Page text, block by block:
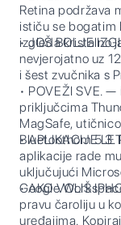
Retina podržava
ističu se bogatim
izgleda kristalno
• JOŠ BOLJE
nevjerojatno uz
i šest zvučnika s
• POVEŽI SVE.
priključcima
MagSafe,
Bluetoothom 5.3.
• APLIKACIJE
aplikacije rade
uključujući
Google
• AKO VOLIŠ
pravu čaroliju u
uređajima.